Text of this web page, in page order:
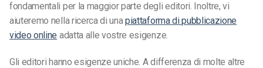
fondamentali per la maggior parte degli editori. Inoltre, vi
aiuteremo nella ricerca di unapiattaforma di pubblicazione
video online adatta alle vostre esigenze.
Gli editori hanno esigenze uniche. A differenza di molte altre